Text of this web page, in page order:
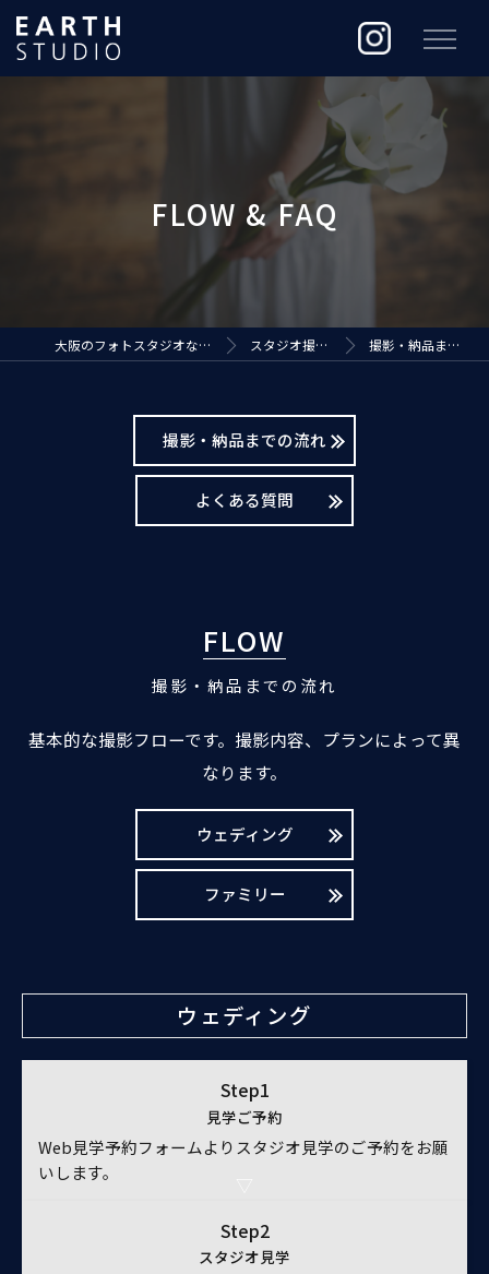
大阪のフォトスタジオなら株式会社ジ・アースプロダクション スタジオ撮影（EARTH STUDIO） 撮影・納品までの流れ / よくある質問
撮影・納品までの流れ
よくある質問
FLOW
撮影・納品までの流れ
基本的な撮影フローです。撮影内容、プランによって異
なります。
ウェディング
ファミリー
ウェディング
Step1
見学ご予約
Web見学予約フォームよりスタジオ見学のご予約をお願
いします。
Step2
スタジオ見学